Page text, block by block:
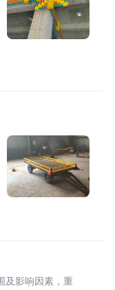
及影响因素，重